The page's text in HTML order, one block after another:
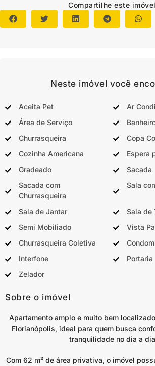
Compartilhe este
Neste imóvel você
Aceita Pet
Ar
Área de Serviço
Churrasqueira
Copa
Cozinha Americana
Espera
Gradeado
Sacada
Sacada com
Churrasqueira
Sala
Sala de Jantar
Sala de
Semi Mobiliado
Vista
Churrasqueira Coletiva
Interfone
Portaria
Zelador
Sobre o imóvel
Apartamento amplo e muito bem
Florianópolis, ideal para quem busca
tranquilidade no dia a
Com 62 m² de área privativa, o imóvel